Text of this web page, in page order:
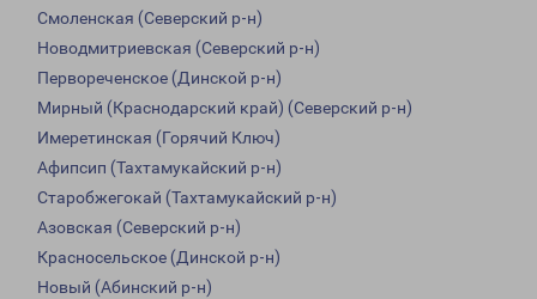
Смоленская (Северский р-н)
Новодмитриевская (Северский р-н)
Первореченское (Динской р-н)
Мирный (Краснодарский край) (Северский р-н)
Имеретинская (Горячий Ключ)
Афипсип (Тахтамукайский р-н)
Старобжегокай (Тахтамукайский р-н)
Азовская (Северский р-н)
Красносельское (Динской р-н)
Новый (Абинский р-н)